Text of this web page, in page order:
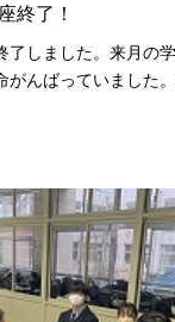
終了！
了しました。来月の
んばっていました
持ち帰りました。